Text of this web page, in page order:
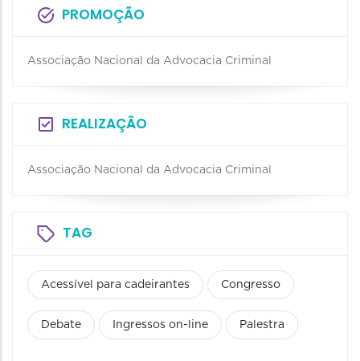
PROMOÇÃO
Associação Nacional da Advocacia Criminal
REALIZAÇÃO
Associação Nacional da Advocacia Criminal
TAG
Acessível para cadeirantes Congresso
Debate Ingressos on-line Palestra